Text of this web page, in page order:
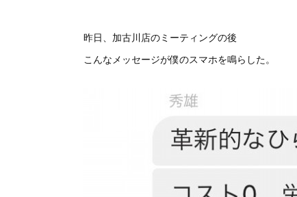
昨日、加古川店のミーティングの後
こんなメッセージが僕のスマホを鳴らした。